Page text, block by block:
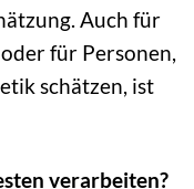
Auch für
für Personen,
schätzen, ist
verarbeiten?